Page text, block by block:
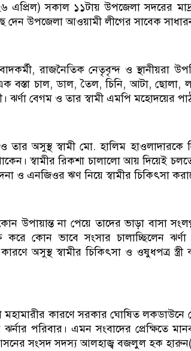
এপ্রিল) সকাল ১১টায় উপজেলা সদরের
দেন উপজেলা আওয়ামী লীগের সাবেক
রাজনৈতিক নেতৃবৃন্দ ও স্থানীয়রা
বস্তা চাল, ডাল, তৈল, চিনি, আটা, ছোলা,
ঝর্ণা বেগম ও তার স্বামী এমপি মহোদয়ের
তার অসুস্থ স্বামী মো. হালিম
স্বামীর রিকশা চালালো আয় দিয়েই
ও এনজিওর ঋণ নিয়ে স্বামীর চিকিৎসা
উপায়ান্ত না পেয়ে তাদের ভাড়া বাসা
করে কোন ভাবে সংসার চালাচ্ছিলেন
কারণে অসুস্থ স্বামীর চিকিৎসা ও ওষুধপত্র
মহামারীর কারণে সরকার ঘোষিত লকডাউনে
ঝর্নার পরিবার। এমন সংবাদের প্রেক্ষিতে
সংসদ সদস্য আলহাজ্ব বজলুল হক